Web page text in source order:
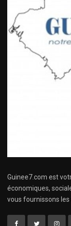
Guinee7.com est
économiques,
vous fournissons les